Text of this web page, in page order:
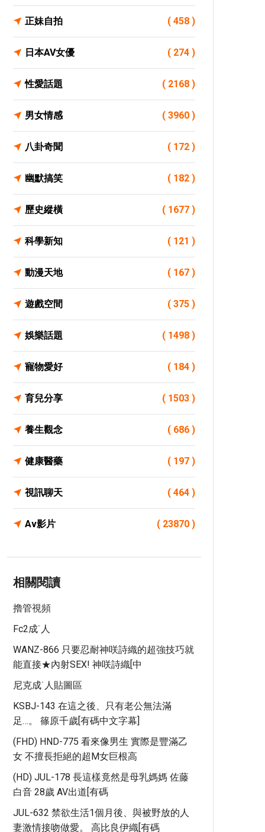
正妹自拍 ( 458 )
日本AV女優 ( 274 )
性愛話題 ( 2168 )
男女情感 ( 3960 )
八卦奇聞 ( 172 )
幽默搞笑 ( 182 )
歷史縱橫 ( 1677 )
科學新知 ( 121 )
動漫天地 ( 167 )
遊戲空間 ( 375 )
娛樂話題 ( 1498 )
寵物愛好 ( 184 )
育兒分享 ( 1503 )
養生觀念 ( 686 )
健康醫藥 ( 197 )
視訊聊天 ( 464 )
Av影片 ( 23870 )
相關閱讀
擼管視頻
Fc2成˙人
WANZ-866 只要忍耐神咲詩織的超強技巧就
能直接★內射SEX! 神咲詩織[中
尼克成˙人貼圖區
KSBJ-143 在這之後、只有老公無法滿
足…。 篠原千歲[有碼中文字幕]
(FHD) HND-775 看來像男生 實際是豐滿乙
女 不擅長拒絕的超M女巨根高
(HD) JUL-178 長這樣竟然是母乳媽媽 佐藤
白音 28歲 AV出道[有碼
JUL-632 禁欲生活1個月後、與被野放的人
妻激情接吻做愛。 高比良伊織[有碼